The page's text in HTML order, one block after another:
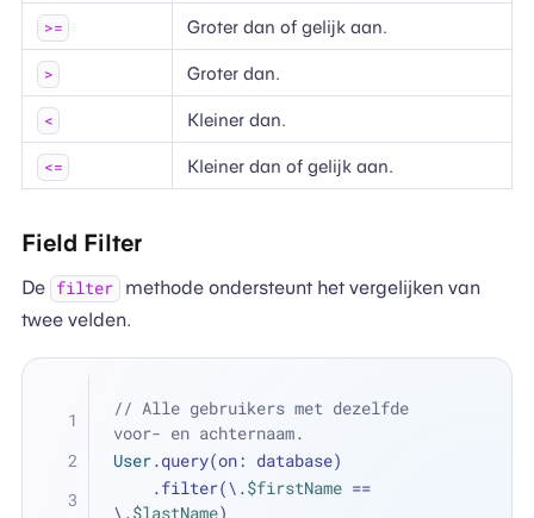
>= Groter dan of gelijk aan.
> Groter dan.
< Kleiner dan.
<= Kleiner dan of gelijk aan.
Field Filter
De filter
methode ondersteunt het vergelijken van
twee velden.
// Alle gebruikers met dezelfde
voor- en achternaam.
User.query(on: database)
    .filter(\.
$firstName ==
\.$lastName)